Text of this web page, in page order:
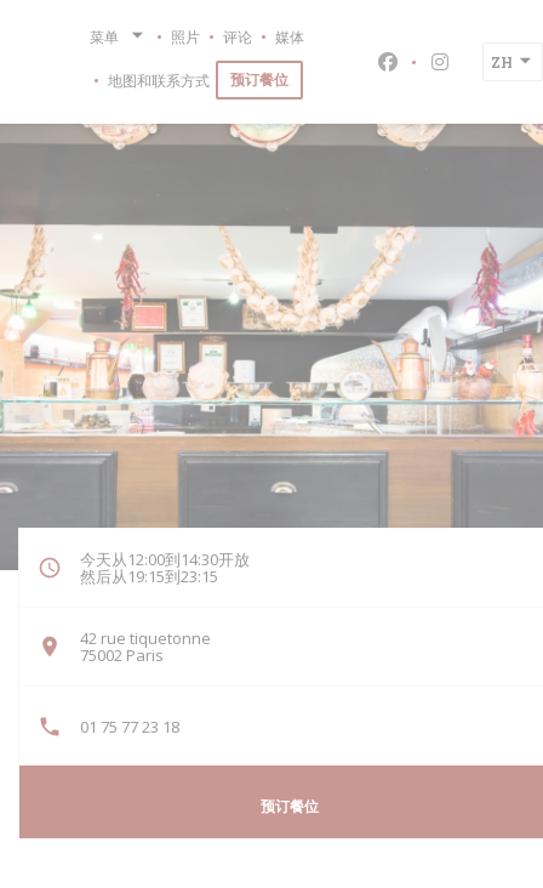
菜单 照片 评论 媒体
地图和联系方式 预订餐位 Facebook ((在新
Instagram
ZH
今天从12:00到14:30开放
然后从19:15到23:15
42 rue tiquetonne
75002 Paris
01 75 77 23 18
预订餐位